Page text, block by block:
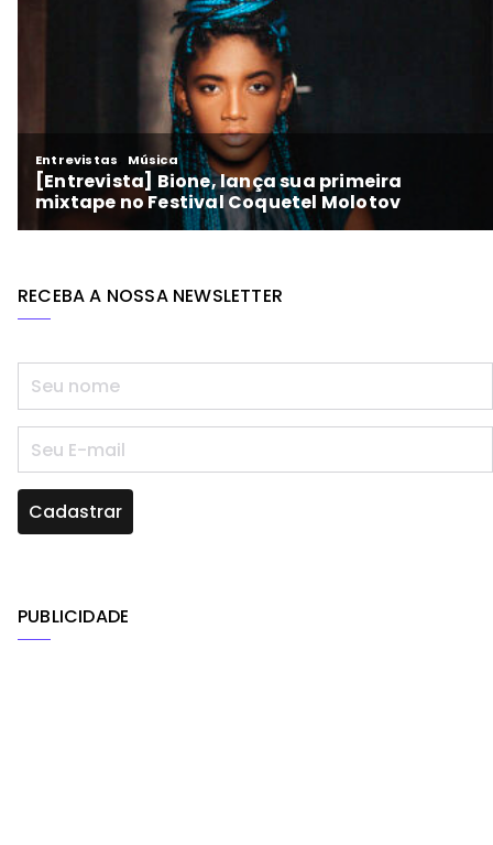
RECEBA A NOSSA NEWSLETTER
PUBLICIDADE